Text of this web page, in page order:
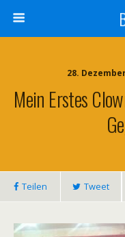
28.
Mein Erstes
Teilen Tweet